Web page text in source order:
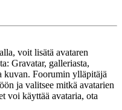
voit lisätä avataren
Gravatar, galleriasta,
kuvan. Foorumin ylläpitäjä
ja valitsee mitkä avatarien
voi käyttää avataria, ota